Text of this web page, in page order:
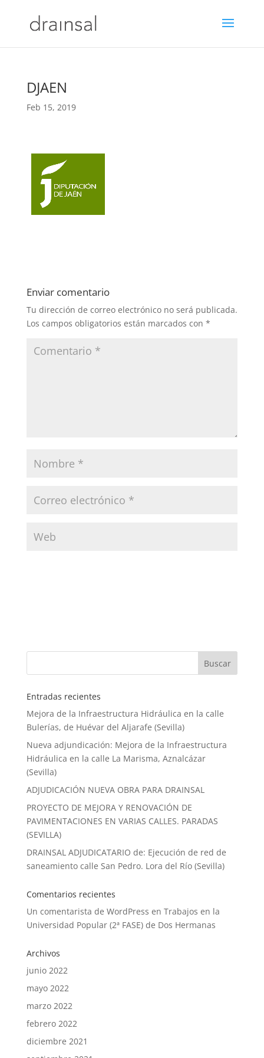
DJAEN
Feb 15, 2019
Enviar comentario
Tu dirección de correo electrónico no será publicada.
Los campos obligatorios están marcados con *
Entradas recientes
Mejora de la Infraestructura Hidráulica en la calle
Bulerías, de Huévar del Aljarafe (Sevilla)
Nueva adjundicación: Mejora de la Infraestructura
Hidráulica en la calle La Marisma, Aznalcázar
(Sevilla)
ADJUDICACIÓN NUEVA OBRA PARA DRAINSAL
PROYECTO DE MEJORA Y RENOVACIÓN DE
PAVIMENTACIONES EN VARIAS CALLES. PARADAS
(SEVILLA)
DRAINSAL ADJUDICATARIO de: Ejecución de red de
saneamiento calle San Pedro. Lora del Río (Sevilla)
Comentarios recientes
Un comentarista de WordPress en Trabajos en la
Universidad Popular (2ª FASE) de Dos Hermanas
Archivos
junio 2022
mayo 2022
marzo 2022
febrero 2022
diciembre 2021